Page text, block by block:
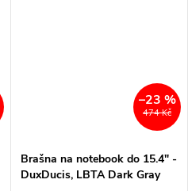
474 Kč
–23 %
Brašna na notebook do 15.4" -
DuxDucis, LBTA Dark Gray